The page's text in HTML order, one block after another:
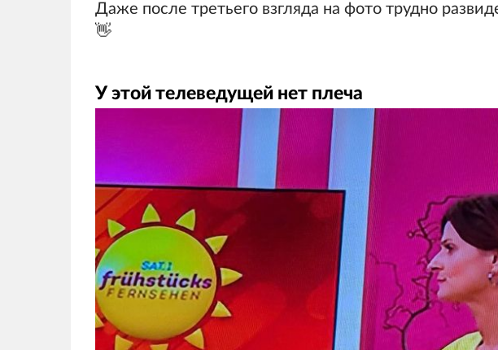
Даже после третьего взгляда на фото трудно
👋
У этой телеведущей нет плеча